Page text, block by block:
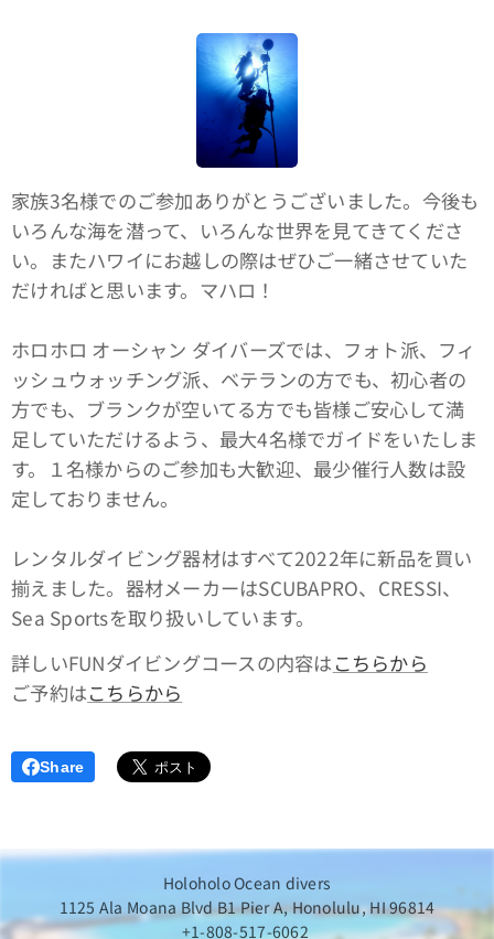
家族3名様でのご参加ありがとうございました。今後も
いろんな海を潜って、いろんな世界を見てきてくださ
い。またハワイにお越しの際はぜひご一緒させていた
だければと思います。マハロ！
ホロホロ オーシャン ダイバーズでは、フォト派、フィ
ッシュウォッチング派、ベテランの方でも、初心者の
方でも、ブランクが空いてる方でも皆様ご安心して満
足していただけるよう、最大4名様でガイドをいたしま
す。１名様からのご参加も大歓迎、最少催行人数は設
定しておりません。
レンタルダイビング器材はすべて2022年に新品を買い
揃えました。器材メーカーはSCUBAPRO、CRESSI、
Sea Sportsを取り扱いしています。
詳しいFUNダイビングコースの内容は こちらから
ご予約はこちらから
Share
Holoholo Ocean divers
1125 Ala Moana Blvd B1 Pier A, Honolulu, HI 96814
+1-808-517-6062